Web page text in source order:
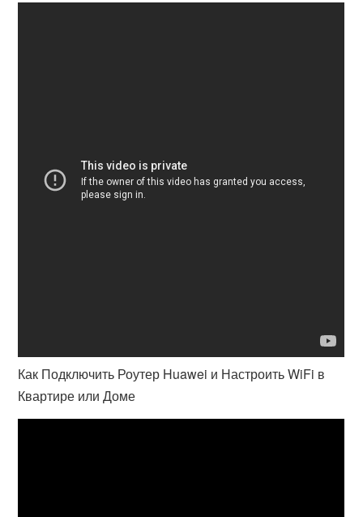
Как Подключить Роутер Huawei и Настроить WiFi в
Квартире или Доме